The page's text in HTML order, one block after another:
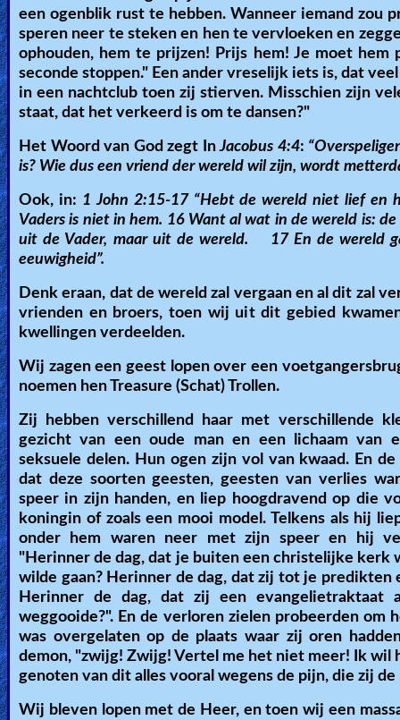
een ogenblik rust te hebben. Wanneer iemand zou
speren neer te steken en hen te vervloeken en
ophouden, hem te prijzen! Prijs hem! Je moet hem
seconde stoppen." Een ander vreselijk iets is, dat
in een nachtclub toen zij stierven. Misschien zijn
staat, dat het verkeerd is om te dansen?"
Het Woord van God zegt InJacobus 4:4:
is? Wie dus een vriend der wereld wil zijn, wordt
Ook, in: 1 John 2:15-17 “Hebt de wereld niet lief en
Vaders is niet in hem. 16 Want al wat in de wereld is:
uit de Vader, maar uit de wereld. 17 En de wereld
eeuwigheid”.
Denk eraan, dat de wereld zal vergaan en al dit zal
vrienden en broers, toen wij uit dit gebied
kwellingen verdeelden.
Wij zagen een geest lopen over een
noemen hen Treasure (Schat) Trollen.
Zij hebben verschillend haar met verschillende
gezicht van een oude man en een lichaam van
seksuele delen. Hun ogen zijn vol van kwaad. En
dat deze soorten geesten, geesten van verlies
speer in zijn handen, en liep hoogdravend op die
koningin of zoals een mooi model. Telkens als hij
onder hem waren neer met zijn speer en hij
"Herinner de dag, dat je buiten een christelijke kerk
wilde gaan? Herinner de dag, dat zij tot je predikten
Herinner de dag, dat zij een
weggooide?". En de verloren zielen probeerden om
was overgelaten op de plaats waar zij oren
demon, "zwijg! Zwijg! Vertel me het niet meer! Ik
genoten van dit alles vooral wegens de pijn, die zij de
Wij bleven lopen met de Heer, en toen wij een